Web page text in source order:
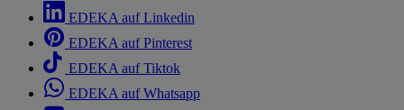
EDEKA auf Linkedin
EDEKA auf Pinterest
EDEKA auf Tiktok
EDEKA auf Whatsapp